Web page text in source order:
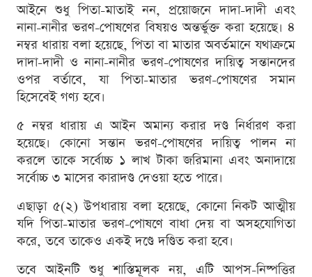
আইনে শুধু পিতা-মাতাই নন, প্রয়োজনে দাদা-দাদী এবং
নানা-নানীর ভরণ-পোষণের বিষয়ও অন্তর্ভুক্ত করা হয়েছে। ৪
নম্বর ধারায় বলা হয়েছে, পিতা বা মাতার অবর্তমানে যথাক্রমে
দাদা-দাদী ও নানা-নানীর ভরণ-পোষণের দায়িত্ব সন্তানদের
ওপর বর্তাবে, যা পিতা-মাতার ভরণ-পোষণের সমান
হিসেবেই গণ্য হবে।
৫ নম্বর ধারায় এ আইন অমান্য করার দণ্ড নির্ধারণ করা
হয়েছে। কোনো সন্তান ভরণ-পোষণের দায়িত্ব পালন না
করলে তাকে সর্বোচ্চ ১ লাখ টাকা জরিমানা এবং অনাদায়ে
সর্বোচ্চ ৩ মাসের কারাদণ্ড দেওয়া হতে পারে।
এছাড়া ৫(২) উপধারায় বলা হয়েছে, কোনো নিকট আত্মীয়
যদি পিতা-মাতার ভরণ-পোষণে বাধা দেয় বা অসহযোগিতা
করে, তবে তাকেও একই দণ্ডে দণ্ডিত করা হবে।
তবে আইনটি শুধু শাস্তিমূলক নয়, এটি আপস-নিষ্পত্তির